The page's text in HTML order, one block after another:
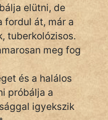
elütni, de
fordul át, már a
tuberkolózisos.
meg fog
és a halálos
próbálja a
igyekszik